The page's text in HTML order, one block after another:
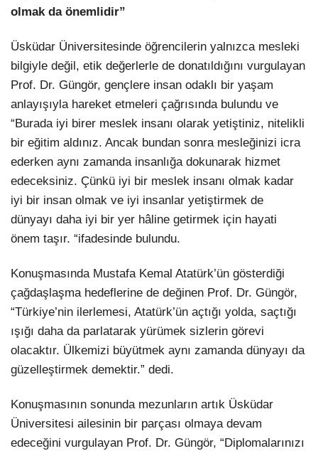
olmak da önemlidir”
Üsküdar Üniversitesinde öğrencilerin yalnızca mesleki
bilgiyle değil, etik değerlerle de donatıldığını vurgulayan
Prof. Dr. Güngör, gençlere insan odaklı bir yaşam
anlayışıyla hareket etmeleri çağrısında bulundu ve
“Burada iyi birer meslek insanı olarak yetiştiniz, nitelikli
bir eğitim aldınız. Ancak bundan sonra mesleğinizi icra
ederken aynı zamanda insanlığa dokunarak hizmet
edeceksiniz. Çünkü iyi bir meslek insanı olmak kadar
iyi bir insan olmak ve iyi insanlar yetiştirmek de
dünyayı daha iyi bir yer hâline getirmek için hayati
önem taşır. “ifadesinde bulundu.
Konuşmasında Mustafa Kemal Atatürk’ün gösterdiği
çağdaşlaşma hedeflerine de değinen Prof. Dr. Güngör,
“Türkiye’nin ilerlemesi, Atatürk’ün açtığı yolda, saçtığı
ışığı daha da parlatarak yürümek sizlerin görevi
olacaktır. Ülkemizi büyütmek aynı zamanda dünyayı da
güzelleştirmek demektir.” dedi.
Konuşmasının sonunda mezunların artık Üsküdar
Üniversitesi ailesinin bir parçası olmaya devam
edeceğini vurgulayan Prof. Dr. Güngör, “Diplomalarınızı